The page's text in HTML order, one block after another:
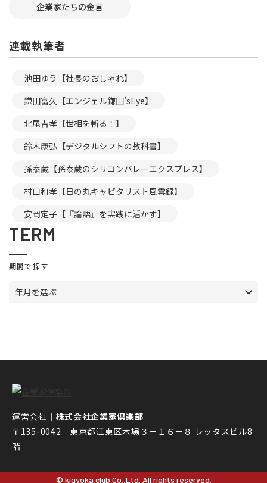
企業家たちの金言
連載執筆者
池田ゆう【社長のおしゃれ】
鎌田富久【エンジェル鎌田’sEye】
北尾吉孝【世相を斬る！】
鈴木康弘【デジタルシフトの教科書】
孫泰蔵【孫泰蔵のシリコンバレーエクスプレス】
村口和孝【日の丸キャピタリスト風雲録】
安岡定子【『論語』を実践に活かす】
TERM
期間で探す
年月を選ぶ
運営会社｜ 株式会社企業家倶楽部
〒135-0042 東京都江東区木場３－１６－８ レッタスビル8
階
© kigyoka club Co.,Ltd. All rights reserved.